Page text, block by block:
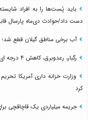
باید پُست‌ها را به افراد
دست داد/حوادث دی‌ماه پارسال
آب برخی مناطق گیلان قطع
رگبار، رعدوبرق، کاهش ۴ درجه ای دمای گیلان و مواج شدن دریای کاسپین از پنجشنبه
وزارت خزانه داری آمریکا
کرد
جریمه میلیاردی یک قاچاقچی